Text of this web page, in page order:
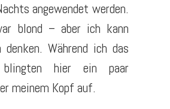
angewendet werden.
blond – aber ich kann
denken. Während ich das
hier ein paar
meinem Kopf auf.